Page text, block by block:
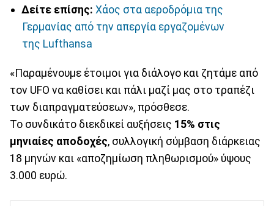
Δείτε επίσης: Χάος στα αεροδρόμια της
Γερμανίας από την απεργία εργαζομένων
της Lufthansa
«Παραμένουμε έτοιμοι για διάλογο και ζητάμε από
τον UFO να καθίσει και πάλι μαζί μας στο τραπέζι
των διαπραγματεύσεων», πρόσθεσε.
Το συνδικάτο διεκδικεί αυξήσεις 15% στις
μηνιαίες αποδοχές, συλλογική σύμβαση διάρκειας
18 μηνών και «αποζημίωση πληθωρισμού» ύψους
3.000 ευρώ.